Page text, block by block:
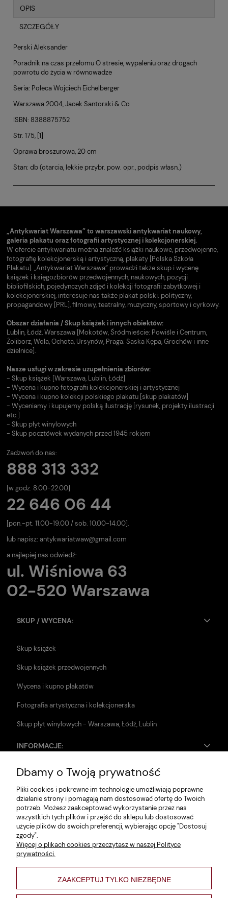
OPIS
SZCZEGÓŁY
Perski Aleksander
Poradnik na czas przełomu O stresie, wypaleniu oraz drogach
powrotu do życia w równowadze
Seria: Poleca Wojciech Eichelberger
Warszawa 2004, Jacek Santorski & Co
ISBN: 8388875752
Str. 175, [1]
Oprawa broszurowa, 20 cm
Stan: db (otarcia, lekkie przybr. pow. opr., podpis własn.)
„Antykwariat Warszawa” to warszawski antykwariat naukowy,
galeria plakatu oraz fotografii artystycznej i kolekcjonerskiej.
W ofercie antykwariatu można znaleźć książki naukowe, przedwojenne,
fotografię kolekcjonerską i artystyczną, plakaty [Polska Szkoła
Plakatu]. „Antykwariat Warszawa” prowadzi także skup i wycenę
książek i księgozbiorów przedwojennych, naukowych, pozycji
bibliofilskich, pojedynczych zdjęć i kolekcji fotografii zabytkowej i
kolekcjonerskiej, interesuje nas także plakat polski: polityczny,
propagandowy [PRL], filmowy, teatralny, muzyczny, sportowy i cyrkowy.
Obszar działania / Skup książek i innych obiektów:
Lublin, Łódź, Warszawa [Mokotów, Śródmieście: Powiśle i Centrum,
Żoliborz, Wola, Ochota, Ursynów, Praga: Saska Kępa, Grochów i inne
dzielnice].
Nasze usługi w zakresie uzupełnienia zbiorów:
- Skup książek [Warszawa, Lublin, Łódź]
- Wycena i kupno fotografii kolekcjonerskiej i artystycznej
- Wycena i kupno kolekcji polskiego plakatu [skup plakatów]
- Wyceniamy i kupujemy polską ilustrację [rysunek, projekty ilustracji
etc.]
- Skup płyt winylowych
- Skup pocztówek wydanych przed 1945 rokiem
Zadzwoń do nas:
888 313 332
[w godz. 8.00-22.00]
22 646 06 44
[pon.-pt. 11.00-19.00 / sob. 10.00-14.00].
lub napisz: antykwariatwaw@gmail.com
a najlepiej nas odwiedź:
ul. Wiśniowa 63
02-520 Warszawa
SKUP / WYCENA:
Skup książek
Skup książek przedwojennych
Wycena i kupno plakatów
Fotografia artystyczna i kolekcjonerska
Skup płyt winylowych - Warszawa, Łódź, Lublin
INFORMACJE:
Zwroty i reklamacje
Dane firmy
Jak szukać?
Polityka prywatności
Regulamin
Poltyka cookies
varsaviana
Dbamy o Twoją prywatność
Pliki cookies i pokrewne im technologie umożliwiają poprawne
działanie strony i pomagają nam dostosować ofertę do Twoich
potrzeb. Możesz zaakceptować wykorzystanie przez nas
wszystkich tych plików i przejść do sklepu lub dostosować
użycie plików do swoich preferencji, wybierając opcję "Dostosuj
zgody".
Więcej o plikach cookies przeczytasz w naszej Polityce
prywatności.
ZAAKCEPTUJ TYLKO NIEZBĘDNE